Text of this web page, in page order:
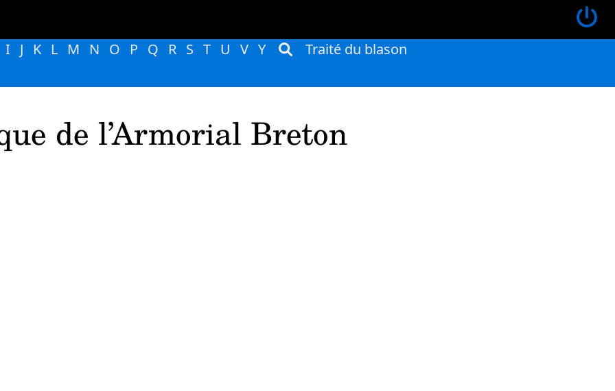
I J K L M N O P Q R S T U V Y
Traité du blason
de l’Armorial Breton